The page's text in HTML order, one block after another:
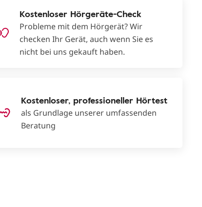
Kostenloser Hörgeräte-Check
Probleme mit dem Hörgerät? Wir
checken Ihr Gerät, auch wenn Sie es
nicht bei uns gekauft haben.
Kostenloser, professioneller Hörtest
als Grundlage unserer umfassenden
Beratung